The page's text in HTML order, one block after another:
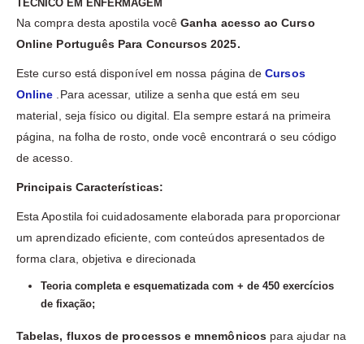
TÉCNICO EM ENFERMAGEM
Na compra desta apostila vocêGanha acesso ao Curso
Online Português Para Concursos 2025.
Este curso está disponível em nossa página deCursos
Online .Para acessar, utilize a senha que está em seu
material, seja físico ou digital. Ela sempre estará na primeira
página, na folha de rosto, onde você encontrará o seu código
de acesso.
Principais Características:
Esta Apostila foi cuidadosamente elaborada para proporcionar
um aprendizado eficiente, com conteúdos apresentados de
forma clara, objetiva e direcionada
Teoria completa e esquematizada com + de 450 exercícios
de fixação;
Tabelas, fluxos de processos e mnemônicospara ajudar na